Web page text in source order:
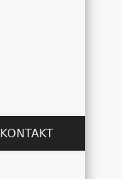
KONTAKT